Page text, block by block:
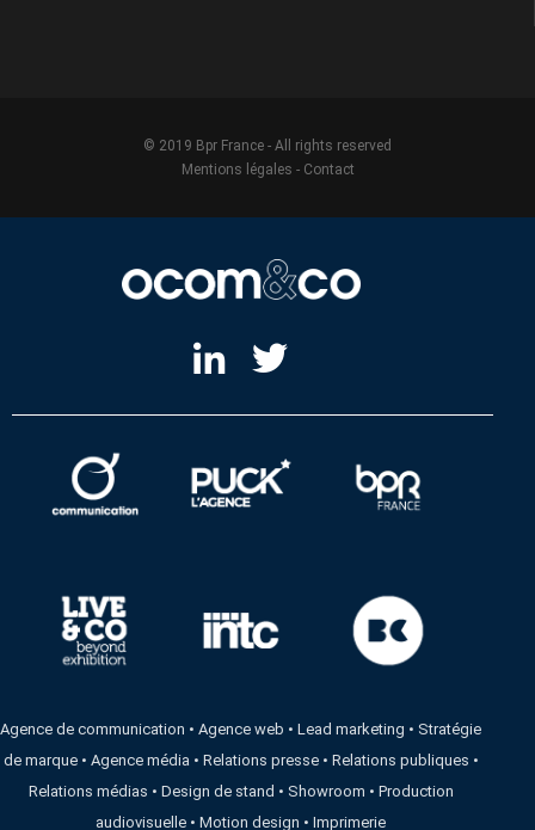
© 2019 Bpr France - All rights reserved
Mentions légales - Contact
Agence de communication •Agence web •Lead marketing • Stratégie
de marque• Agence média • Relations presse• Relations publiques •
Relations médias • Design de stand • Showroom • Production
audiovisuelle •Motion design •Imprimerie